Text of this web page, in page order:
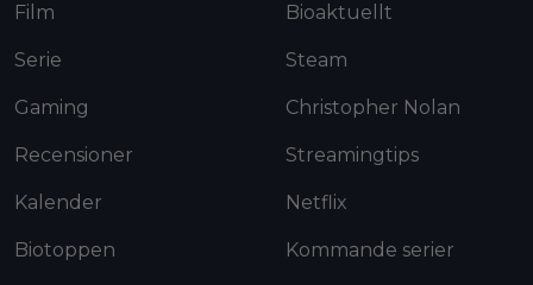
Film
Serie
Gaming
Recensioner
Kalender
Biotoppen
Bioaktuellt
Steam
Christopher Nolan
Streamingtips
Netflix
Kommande serier